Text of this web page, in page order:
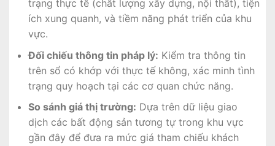
trạng thực tế (chất lượng xây dựng, nội thất), tiện
ích xung quanh, và tiềm năng phát triển của khu
vực.
Đối chiếu thông tin pháp lý: Kiểm tra thông tin
trên sổ có khớp với thực tế không, xác minh tình
trạng quy hoạch tại các cơ quan chức năng.
So sánh giá thị trường: Dựa trên dữ liệu giao
dịch các bất động sản tương tự trong khu vực
gần đây để đưa ra mức giá tham chiếu khách